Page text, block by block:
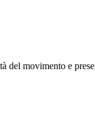
del movimento e